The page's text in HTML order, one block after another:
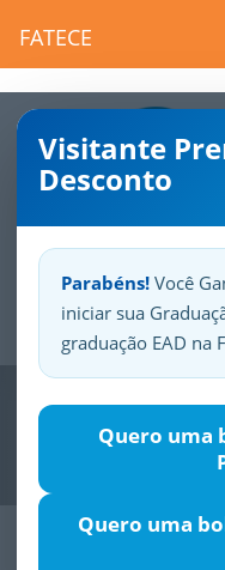
FATECE
Visitante
Desconto
Parabéns! Você
iniciar sua
graduação EAD na
Quero uma
Quero uma
Sua
Previous